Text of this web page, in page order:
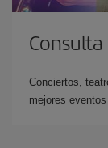
Conciertos,
mejores